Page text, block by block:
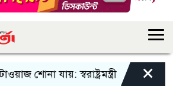
শোনা যায়: স্বরাষ্ট্রমন্ত্রী তিন×